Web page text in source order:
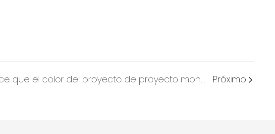
Ledful hace que el color del proyecto de proyecto montado en la pared al aire libre sea más de 120 metros cuadrados Próximo